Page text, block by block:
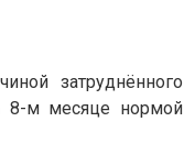
затруднённого
8-м месяце нормой